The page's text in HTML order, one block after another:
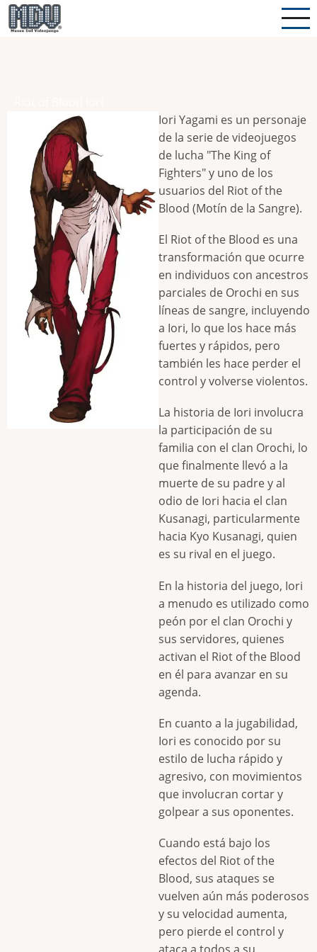
Pasar
al
Iori Yagami es un personaje
de la serie de videojuegos
de lucha "The King of
Fighters" y uno de los
usuarios del Riot of the
Blood (Motín de la Sangre).
El Riot of the Blood es una
transformación que ocurre
en individuos con ancestros
parciales de Orochi en sus
líneas de sangre, incluyendo
a Iori, lo que los hace más
fuertes y rápidos, pero
también les hace perder el
control y volverse violentos.
La historia de Iori involucra
la participación de su
familia con el clan Orochi, lo
que finalmente llevó a la
muerte de su padre y al
odio de Iori hacia el clan
Kusanagi, particularmente
hacia Kyo Kusanagi, quien
es su rival en el juego.
En la historia del juego, Iori
a menudo es utilizado como
peón por el clan Orochi y
sus servidores, quienes
activan el Riot of the Blood
en él para avanzar en su
agenda.
En cuanto a la jugabilidad,
Iori es conocido por su
estilo de lucha rápido y
agresivo, con movimientos
que involucran cortar y
golpear a sus oponentes.
Cuando está bajo los
efectos del Riot of the
Blood, sus ataques se
vuelven aún más poderosos
y su velocidad aumenta,
pero pierde el control y